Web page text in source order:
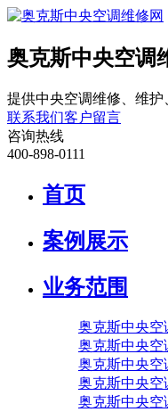
奥克斯中央空调
提供中央空调维修、维
联系我们客户留言
咨询热线
400-898-0111
首页
案例展示
业务范围
奥克斯中央空
奥克斯中央空
奥克斯中央空
奥克斯中央空
奥克斯中央空